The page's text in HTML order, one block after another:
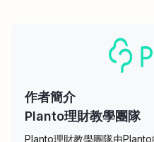
作者簡介
Planto理財教學團隊
Planto理財教學團隊由Planto